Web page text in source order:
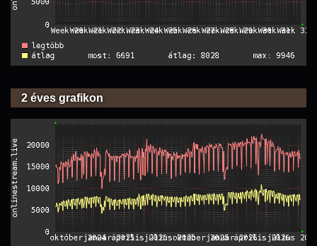
2 éves grafikon